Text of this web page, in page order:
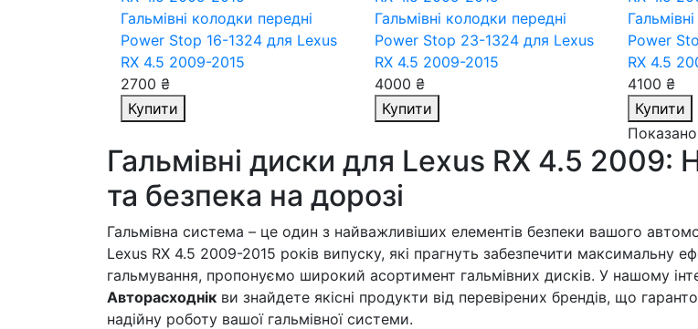
Гальмівні колодки передні
Power Stop 16-1324 для Lexus
RX 4.5 2009-2015
2700 ₴
Купити
Гальмівні колодки передні
Power Stop 23-1324 для Lexus
RX 4.5 2009-2015
4000 ₴
Купити
Power
RX 4.5
4100 ₴
Купити
Показано
Гальмівні диски для Lexus RX 4.5 2009:
та безпека на дорозі
Гальмівна система – це один з найважливіших елементів безпеки вашого
Lexus RX 4.5 2009-2015 років випуску, які прагнуть забезпечити максимальну
гальмування, пропонуємо широкий асортимент гальмівних дисків. У нашому
Авторасходнік ви знайдете якісні продукти від перевірених брендів, що
надійну роботу вашої гальмівної системи.